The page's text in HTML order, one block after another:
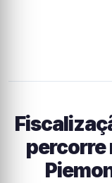
percorre